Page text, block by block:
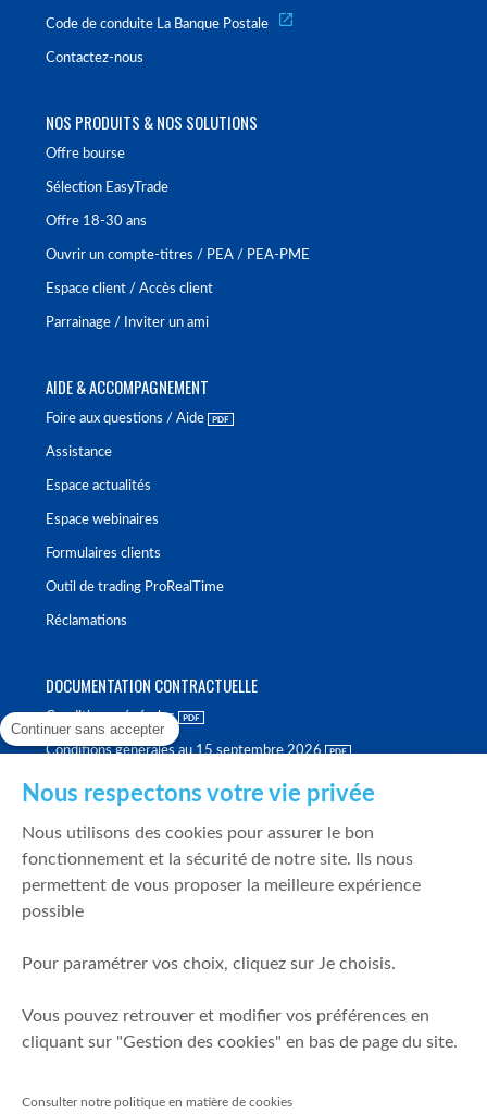
Code de conduite La Banque Postale
Contactez-nous
NOS PRODUITS & NOS SOLUTIONS
Offre bourse
Sélection EasyTrade
Offre 18-30 ans
Ouvrir un compte-titres / PEA / PEA-PME
Espace client / Accès client
Parrainage / Inviter un ami
AIDE & ACCOMPAGNEMENT
Foire aux questions / Aide
Assistance
Espace actualités
Espace webinaires
Formulaires clients
Outil de trading ProRealTime
Réclamations
DOCUMENTATION CONTRACTUELLE
Conditions générales
Conditions générales au 15 septembre 2026
Politique de meilleure sélection
Politique de durabilité
Fonds de garantie des dépôts et de résolution
Mentions légales
Prévention de la fraude
Continuer sans accepter
Nous respectons votre vie privée
Nous utilisons des cookies pour assurer le bon
fonctionnement et la sécurité de notre site. Ils nous
permettent de vous proposer la meilleure expérience
possible
Pour paramétrer vos choix, cliquez sur Je choisis.
Vous pouvez retrouver et modifier vos préférences en
cliquant sur "Gestion des cookies" en bas de page du site.
Consulter notre politique en matière de cookies